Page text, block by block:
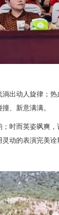
出动人旋律；
、新意满满。
时而英姿飒爽
动的表演完美诠